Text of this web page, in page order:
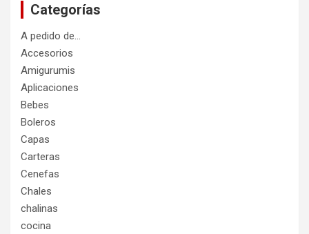
Categorías
A pedido de…
Accesorios
Amigurumis
Aplicaciones
Bebes
Boleros
Capas
Carteras
Cenefas
Chales
chalinas
cocina